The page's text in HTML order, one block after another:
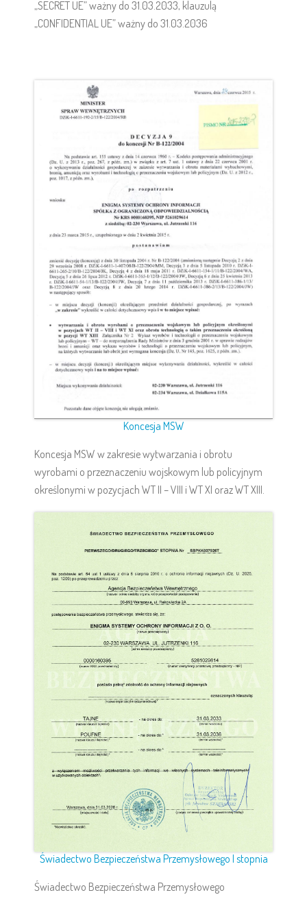
„SECRET UE” ważny do 31.03.2033, klauzulą
„CONFIDENTIAL UE” ważny do 31.03.2036
Koncesja MSW
Koncesja MSW w zakresie wytwarzania i obrotu
wyrobami o przeznaczeniu wojskowym lub policyjnym
określonymi w pozycjach WT II – VIII i WT XI oraz WT XIII.
Świadectwo Bezpieczeństwa Przemysłowego I stopnia
Świadectwo Bezpieczeństwa Przemysłowego